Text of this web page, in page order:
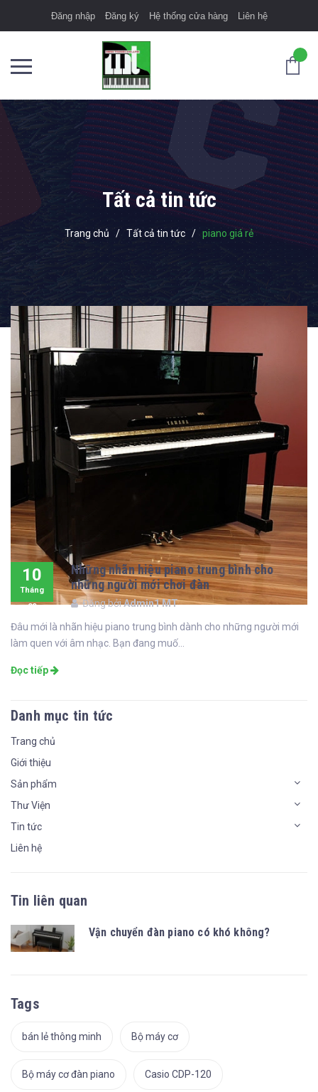
Đăng nhập Đăng ký Hệ thống cửa hàng Liên hệ
Tất cả tin tức
Trang chủ / Tất cả tin tức / piano giá rẻ
10
Tháng
09
Những nhãn hiệu piano trung bình cho
những người mới chơi đàn
Đăng bởiAdmin1 MT
Đâu mới là nhãn hiệu piano trung bình dành cho những người mới
làm quen với âm nhạc. Bạn đang muố...
Đọc tiếp
Danh mục tin tức
Trang chủ
Giới thiệu
Sản phẩm
Thư Viện
Tin tức
Liên hệ
Tin liên quan
Vận chuyển đàn piano có khó không?
Tags
bán lẻ thông minh Bộ máy cơ
Bộ máy cơ đàn piano Casio CDP-120